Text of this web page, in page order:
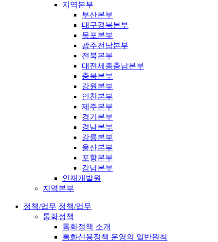
지역본부
부산본부
대구경북본부
목포본부
광주전남본부
전북본부
대전세종충남본부
충북본부
강원본부
인천본부
제주본부
경기본부
경남본부
강릉본부
울산본부
포항본부
강남본부
인재개발원
지역본부
정책/업무 정책/업무
통화정책
통화정책 소개
통화신용정책 운영의 일반원칙